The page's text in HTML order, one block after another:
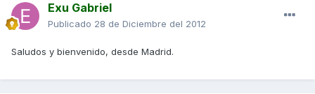
Exu Gabriel
Publicado 28 de Diciembre del 2012
Saludos y bienvenido, desde Madrid.